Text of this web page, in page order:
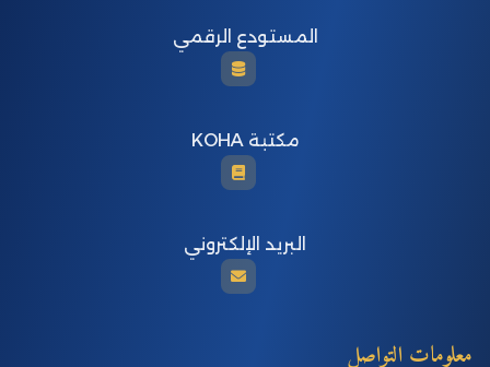
المستودع الرقمي
مكتبة KOHA
البريد الإلكتروني
معلومات التواصل